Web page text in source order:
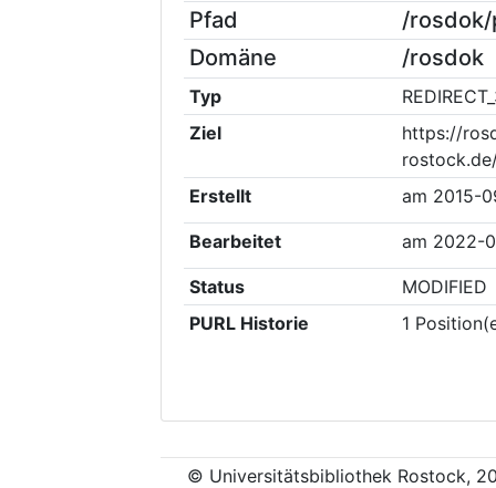
Pfad
/rosdok/
Domäne
/rosdok
Typ
Ziel
https://
Erstellt
am 2015-
Bearbeitet am 2022-
Status
MODIFIED
PURL Historie
1
© Universitätsbibliothek Rostock,